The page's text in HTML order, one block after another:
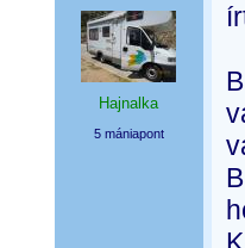
Hajnalka
5 mániapont